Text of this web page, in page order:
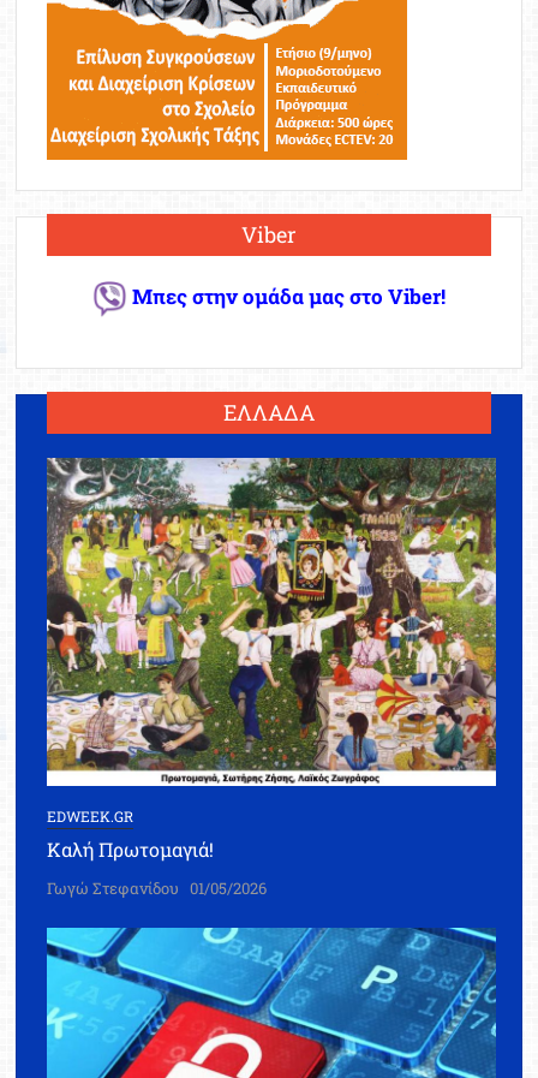
Viber
Μπες στην ομάδα μας στο Viber!
ΕΛΛΑΔΑ
EDWEEK.GR
Καλή Πρωτομαγιά!
Γωγώ Στεφανίδου 01/05/2026